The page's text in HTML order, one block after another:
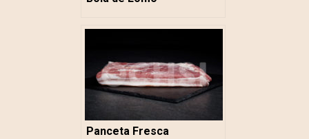
Panceta Fresca